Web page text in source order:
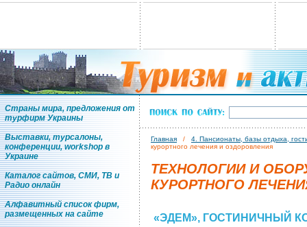
Страны мира, предложения от
турфирм Украины
Выставки, турсалоны,
конференции, workshop в
Украине
Каталог сайтов, СМИ, ТВ и
Радио онлайн
Алфавитный список фирм,
размещенных на сайте
Главная / 4. Пансионаты, базы отдыха,
курортного лечения и оздоровления
ТЕХНОЛОГИИ И
КУРОРТНОГО
«ЭДЕМ», ГОСТИНИЧНЫЙ